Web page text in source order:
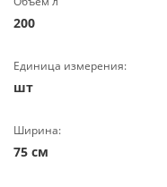
200
Единица измерения:
шт
Ширина:
75 см